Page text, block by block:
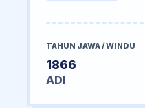
TAHUN JAWA / WINDU
1866
ADI